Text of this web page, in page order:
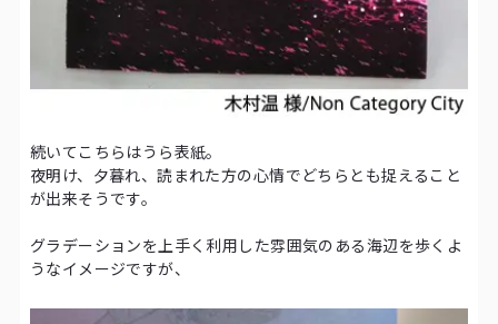
続いてこちらはうら表紙。
夜明け、夕暮れ、読まれた方の心情でどちらとも捉えること
が出来そうです。
グラデーションを上手く利用した雰囲気のある海辺を歩くよ
うなイメージですが、